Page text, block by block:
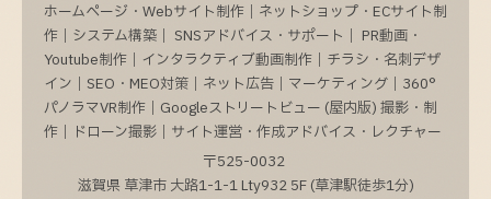
ホームページ・Webサイト制作｜ネットショップ・ECサイト制
作｜システム構築｜ SNSアドバイス・サポート｜ PR動画・
Youtube制作｜インタラクティブ動画制作｜チラシ・名刺デザ
イン｜SEO・MEO対策｜ネット広告｜マーケティング｜360°
パノラマVR制作｜Googleストリートビュー (屋内版) 撮影・制
作｜ドローン撮影｜サイト運営・作成アドバイス・レクチャー
〒525-0032
滋賀県 草津市 大路1-1-1 Lty932 5F (草津駅徒歩1分)